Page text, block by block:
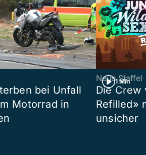
bei Unfall
Motorrad in
1 Min
Neue Staffel
Die Crew
Refilled»
unsicher